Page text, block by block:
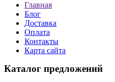
Главная
Блог
Доставка
Оплата
Контакты
Карта сайта
Каталог предложений